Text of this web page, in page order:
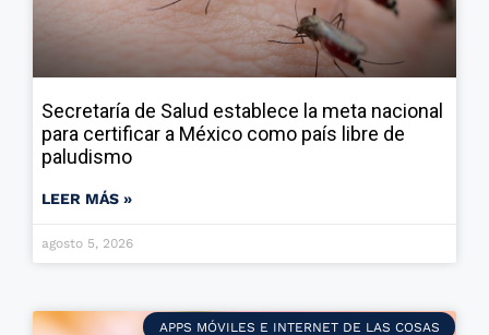
Secretaría de Salud establece la meta nacional
para certificar a México como país libre de
paludismo
LEER MÁS »
agosto 5, 2026
APPS MÓVILES E INTERNET DE LAS COSAS